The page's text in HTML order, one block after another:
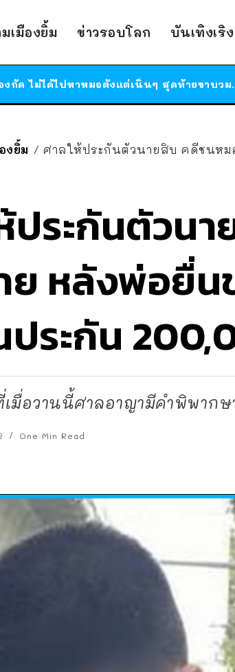
เมืองยิ้ม ข่าวรอบโลก บันเทิงเริ ร้านอาหารในนิวยอร์กประกาศปิดตัวลง หลังอยู่มานานกว่
ได้เวลาเด็กหนวดรวมตัว RF Online
งยิ้ม / ศาลให้ประกันตัวนายสิบ คดีชนหมอก
ประกันตัวน
ย หลังพ่อยื่
ประกัน
มื่อวานนี้ศาลอาญามีคำพิพาก
One Min Read